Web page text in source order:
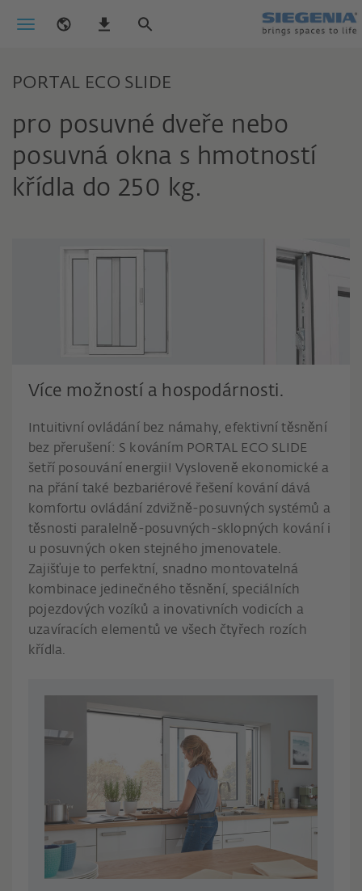
PORTAL ECO SLIDE
pro posuvné dveře nebo
posuvná okna s hmotností
křídla do 250 kg.
Více možností a hospodárnosti.
Intuitivní ovládání bez námahy, efektivní těsnění
bez přerušení: S kováním PORTAL ECO SLIDE
šetří posouvání energii! Vysloveně ekonomické a
na přání také bezbariérové řešení kování dává
komfortu ovládání zdvižně-posuvných systémů a
těsnosti paralelně-posuvných-sklopných kování i
u posuvných oken stejného jmenovatele.
Zajišťuje to perfektní, snadno montovatelná
kombinace jedinečného těsnění, speciálních
pojezdových vozíků a inovativních vodicích a
uzavíracích elementů ve všech čtyřech rozích
křídla.